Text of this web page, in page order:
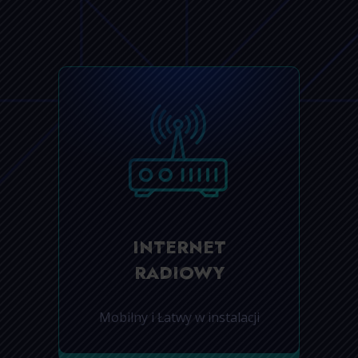
INTERNET
RADIOWY
Mobilny i Łatwy w instalacji